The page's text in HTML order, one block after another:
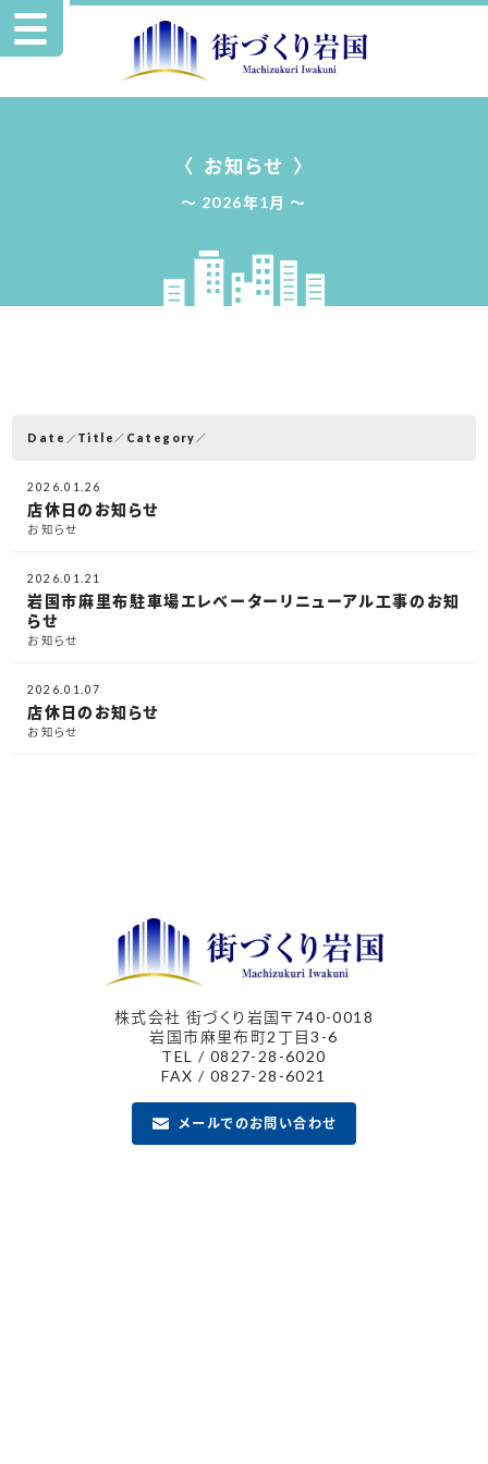
お知らせ
2026年1月
Date Title Category
2026.01.26
店休日のお知らせ
お知らせ
2026.01.21
岩国市麻里布駐車場エレベーターリニューアル工事のお知
らせ
お知らせ
2026.01.07
店休日のお知らせ
お知らせ
株式会社 街づくり岩国〒740-0018
岩国市麻里布町2丁目3-6
TEL / 0827-28-6020
FAX / 0827-28-6021
メールでのお問い合わせ